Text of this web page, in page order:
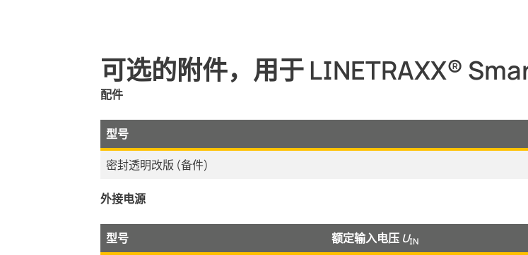
可选的附件，用于 LINETRAXX®
配件
型号
密封透明改版 (备件)
外接电源
型号 额定输入电压 UIN